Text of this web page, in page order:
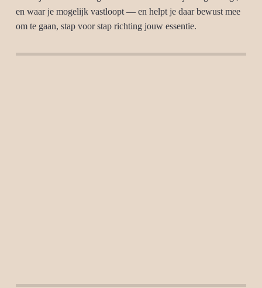
en waar je mogelijk vastloopt — en helpt je daar bewust mee
om te gaan, stap voor stap richting jouw essentie.